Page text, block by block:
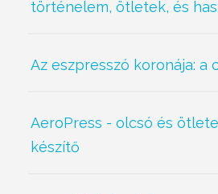
történelem, ötletek, és
Az eszpresszó koronája: a
AeroPress - olcsó és
készítő